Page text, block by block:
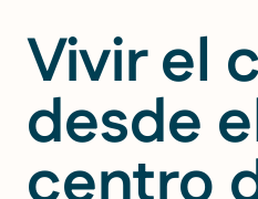
Vivir el
desde